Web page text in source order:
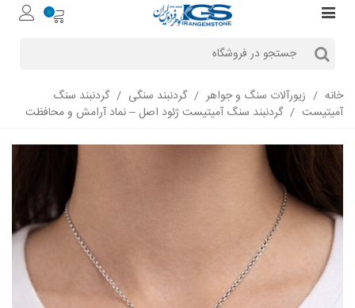
0
خانه / زیورآلات سنگ و جواهر / گردنبند سنگی / گردنبند سنگ
آمیتیست / گردنبند سنگ آمیتیست ژئود اصل – نماد آرامش و محافظت